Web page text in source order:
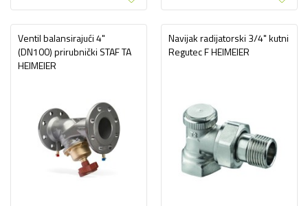
Ventil balansirajući 4"
(DN100) prirubnički STAF TA
HEIMEIER
Navijak radijatorski 3/4" kutni
Regutec F HEIMEIER